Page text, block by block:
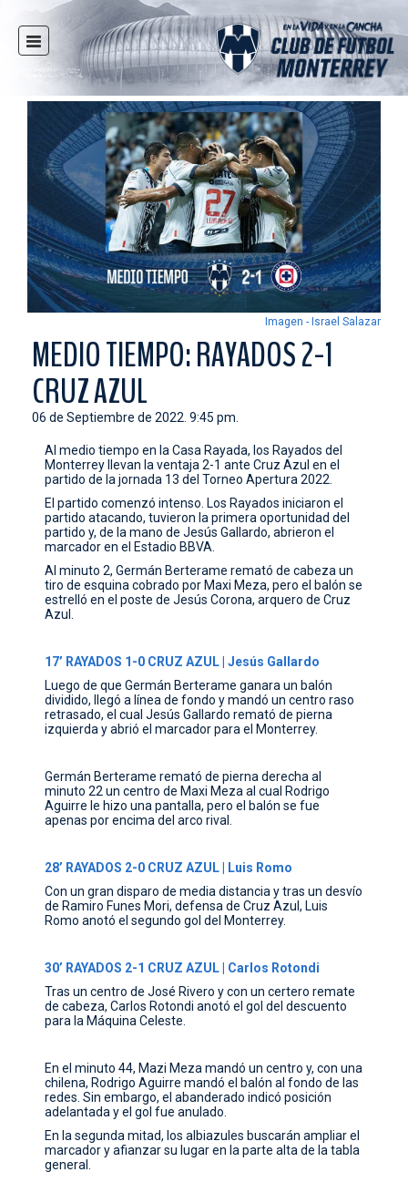
INICIO
NOTICIAS
MULTIMEDIA
RAYADOS
RAYADAS
FUERZAS BÁSICAS
RESPONSABILIDAD SOCIAL
TAQUILLA
TIENDA
ESTADIO
PRENSA
Imagen - Israel Salazar
MEDIO TIEMPO: RAYADOS 2-1
CRUZ AZUL
06 de Septiembre de 2022. 9:45 pm.
Al medio tiempo en la Casa Rayada, los Rayados del
Monterrey llevan la ventaja 2-1 ante Cruz Azul en el
partido de la jornada 13 del Torneo Apertura 2022.
El partido comenzó intenso. Los Rayados iniciaron el
partido atacando, tuvieron la primera oportunidad del
partido y, de la mano de Jesús Gallardo, abrieron el
marcador en el Estadio BBVA.
Al minuto 2, Germán Berterame remató de cabeza un
tiro de esquina cobrado por Maxi Meza, pero el balón se
estrelló en el poste de Jesús Corona, arquero de Cruz
Azul.
17’ RAYADOS 1-0 CRUZ AZUL | Jesús Gallardo
Luego de que Germán Berterame ganara un balón
dividido, llegó a línea de fondo y mandó un centro raso
retrasado, el cual Jesús Gallardo remató de pierna
izquierda y abrió el marcador para el Monterrey.
Germán Berterame remató de pierna derecha al
minuto 22 un centro de Maxi Meza al cual Rodrigo
Aguirre le hizo una pantalla, pero el balón se fue
apenas por encima del arco rival.
28’ RAYADOS 2-0 CRUZ AZUL | Luis Romo
Con un gran disparo de media distancia y tras un desvío
de Ramiro Funes Mori, defensa de Cruz Azul, Luis
Romo anotó el segundo gol del Monterrey.
30’ RAYADOS 2-1 CRUZ AZUL | Carlos Rotondi
Tras un centro de José Rivero y con un certero remate
de cabeza, Carlos Rotondi anotó el gol del descuento
para la Máquina Celeste.
En el minuto 44, Mazi Meza mandó un centro y, con una
chilena, Rodrigo Aguirre mandó el balón al fondo de las
redes. Sin embargo, el abanderado indicó posición
adelantada y el gol fue anulado.
En la segunda mitad, los albiazules buscarán ampliar el
marcador y afianzar su lugar en la parte alta de la tabla
general.